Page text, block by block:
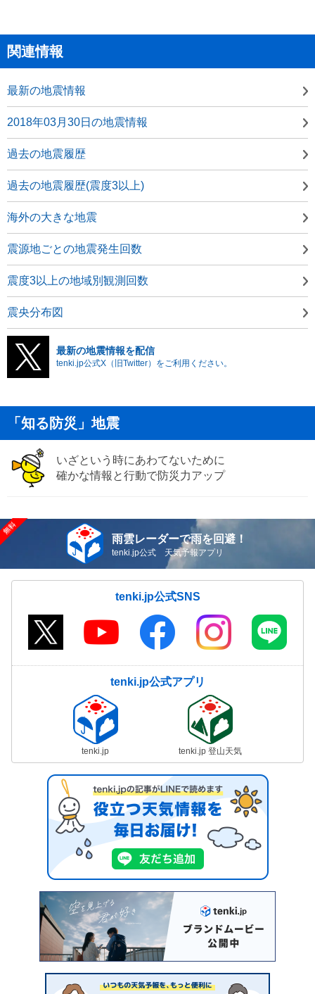
関連情報
最新の地震情報
2018年03月30日の地震情報
過去の地震履歴
過去の地震履歴(震度3以上)
海外の大きな地震
震源地ごとの地震発生回数
震度3以上の地域別観測回数
震央分布図
最新の地震情報を配信
tenki.jp公式X（旧Twitter）をご利用ください。
「知る防災」地震
いざという時にあわてないために
確かな情報と行動で防災力アップ
雨雲レーダーで雨を回避！
tenki.jp公式 天気予報アプリ
tenki.jp公式SNS
tenki.jp公式アプリ
tenki.jp tenki.jp 登山天気